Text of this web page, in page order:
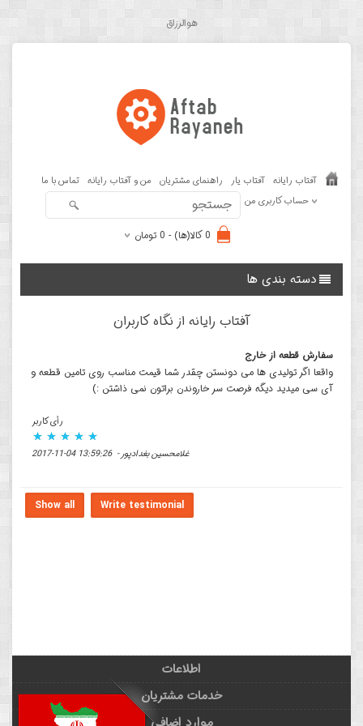
هوالرزاق
آفتاب رایانه آفتاب یار راهنمای مشتریان من و آفتاب رایانه تماس با ما
حساب کاربری من
0 کالا(ها) - 0 تومان
دسته بندی ها
آفتاب رایانه از نگاه کاربران
سفارش قطعه از خارج
واقعا اگر تولیدی ها می دونستن چقدر شما قیمت مناسب روی تامین قطعه و
آی سی میدید دیگه فرصت سر خاروندن براتون نمی ذاشتن :)
رأی کاربر
غلامحسین بغدادپور - 13:59:26 04-11-2017
Write testimonial
Show all
اطلاعات
خدمات مشتریان